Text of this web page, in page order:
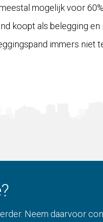
mogelijk voor
koopt als belegging en
immers niet
Neem daarvoor